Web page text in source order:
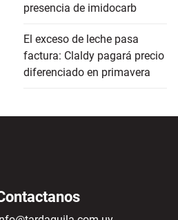
presencia de imidocarb
El exceso de leche pasa
factura: Claldy pagará precio
diferenciado en primavera